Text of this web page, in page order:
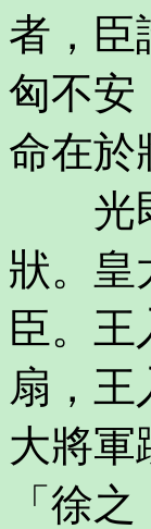
者，臣
匈不安
命在於
光即
狀。皇
臣。
扇，
大將軍
「徐